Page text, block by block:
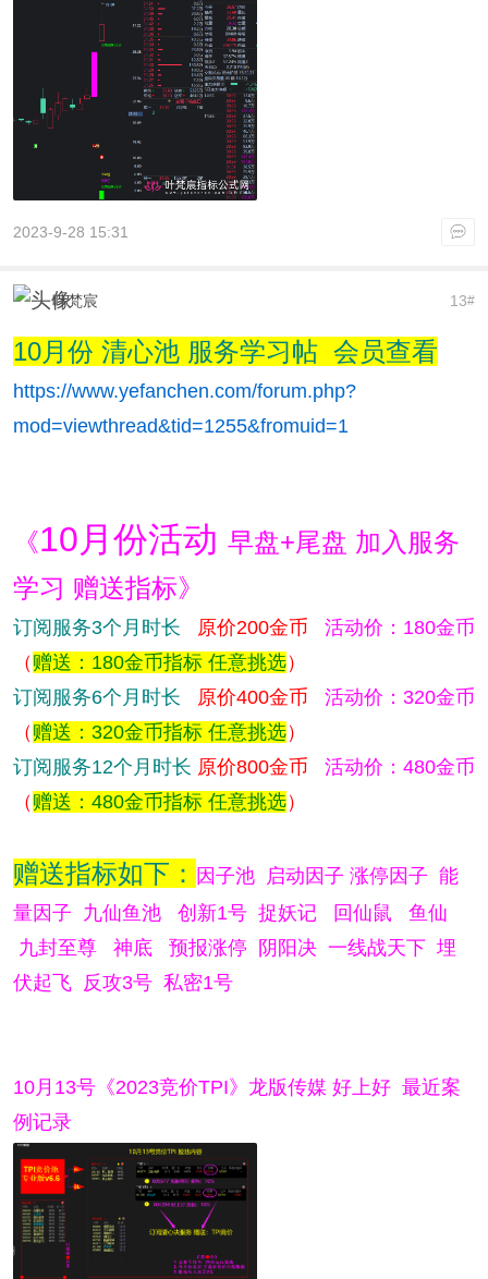
2023-9-28 15:31
13#
叶梵宸
10月份 清心池 服务学习帖 会员查看
https://www.yefanchen.com/forum.php?
mod=viewthread&tid=1255&fromuid=1
《10月份活动 早盘+尾盘 加入服务
学习 赠送指标》
订阅服务3个月时长 原价200金币
活动价：180金币
（ 赠送：180金币指标 任意挑选）
订阅服务6个月时长 原价400金币 活动价：320金币
（ 赠送：320金币指标 任意挑选）
订阅服务12个月时长 原价800金币 活动价：480金币
（ 赠送：480金币指标 任意挑选）
赠送指标如下：
因子池 启动因子 涨停因子 能
量因子 九仙鱼池 创新1号 捉妖记 回仙鼠 鱼仙
九封至尊 神底 预报涨停 阴阳决 一线战天下 埋
伏起飞 反攻3号 私密1号
10月13号《2023竞价TPI》龙版传媒 好上好 最近案
例记录